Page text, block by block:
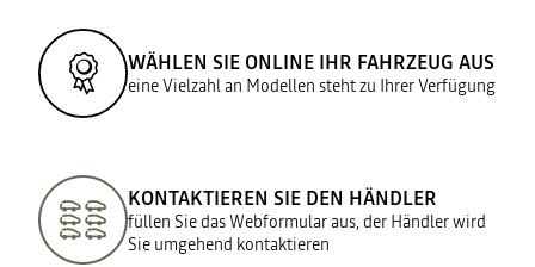
WÄHLEN SIE ONLINE IHR FAHRZEUG AUS
eine Vielzahl an Modellen steht zu Ihrer Verfügung
KONTAKTIEREN SIE DEN HÄNDLER
füllen Sie das Webformular aus, der Händler wird
Sie umgehend kontaktieren